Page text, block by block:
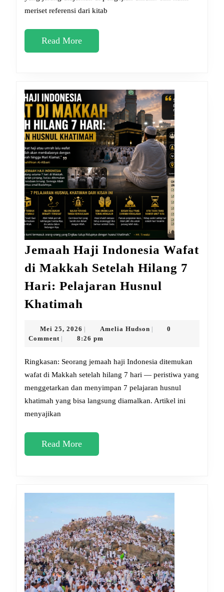
meriset referensi dari kitab
Read MoreRead
More
Jemaah Haji Indonesia Wafat
di Makkah Setelah Hilang 7
Hari: Pelajaran Husnul
Khatimah
Indonesia
Wafat
di
Makkah
Setelah
Hilang
Hari:
Pelajaran
Mei 25, 2026 Mei
25,
Amelia HudsonAmelia
0
Comment
8:26 pm
Ringkasan: Seorang jemaah haji Indonesia ditemukan
wafat di Makkah setelah hilang 7 hari — peristiwa yang
menggetarkan dan menyimpan 7 pelajaran husnul
khatimah yang bisa langsung diamalkan. Artikel ini
menyajikan
Read MoreRead
More